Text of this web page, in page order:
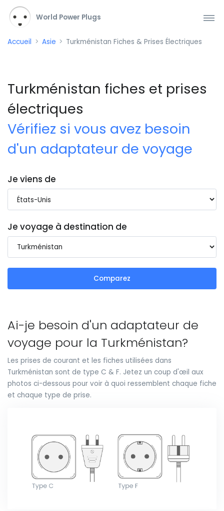
World Power Plugs
Accueil Asie Turkménistan Fiches & Prises Électriques
Turkménistan fiches et prises
électriques
Vérifiez si vous avez besoin
d'un adaptateur de voyage
Je viens de
Je voyage à destination de
Comparez
Ai-je besoin d'un adaptateur de
voyage pour la Turkménistan?
Les prises de courant et les fiches utilisées dans
Turkménistan sont de type C & F. Jetez un coup d'œil aux
photos ci-dessous pour voir à quoi ressemblent chaque fiche
et chaque type de prise.